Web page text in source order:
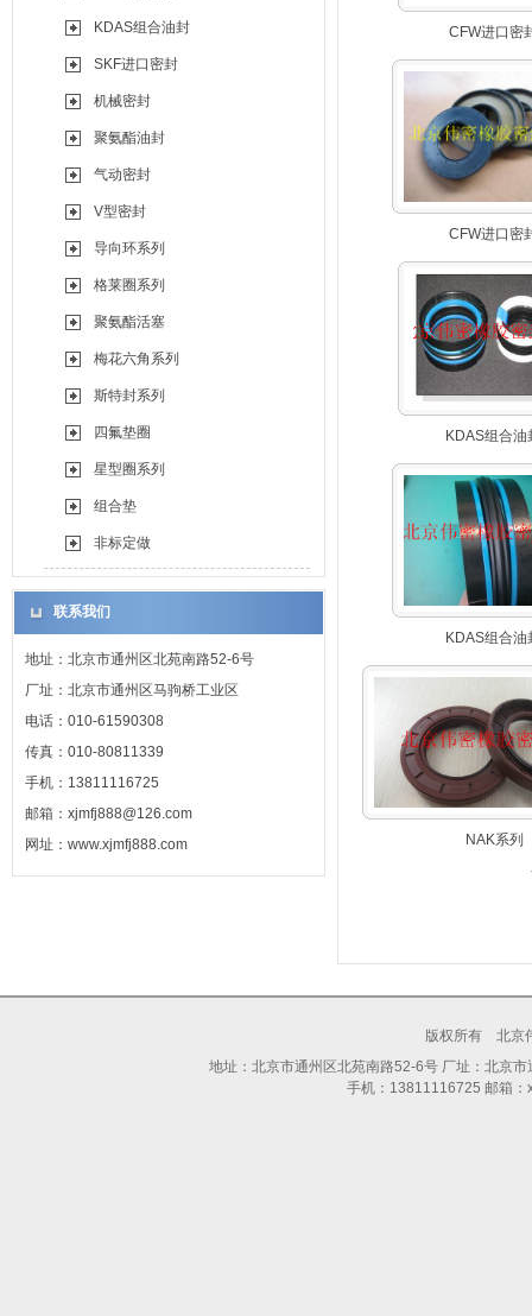
KDAS组合油封
SKF进口密封
机械密封
聚氨酯油封
气动密封
V型密封
导向环系列
格莱圈系列
聚氨酯活塞
梅花六角系列
斯特封系列
四氟垫圈
星型圈系列
组合垫
非标定做
联系我们
地址：北京市通州区北苑南路52-6号
厂址：北京市通州区马驹桥工业区
电话：010-61590308
传真：010-80811339
手机：13811116725
邮箱：xjmfj888@126.com
网址：www.xjmfj888.com
CFW进口密
CFW进口密
KDAS组合油
KDAS组合油
NAK系列
版权所有 北京
地址：北京市通州区北苑南路52-6号 厂址：北京
手机：13811116725 邮箱